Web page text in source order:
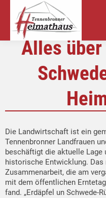
Alles
Die Landwirtschaft ist ein
Tennenbronner Landfrauen
beschäftigt die aktuelle Lage
historische Entwicklung.
Zusammenarbeit, die am
mit dem öffentlichen
fand. „Erdäpfel un Schwede-